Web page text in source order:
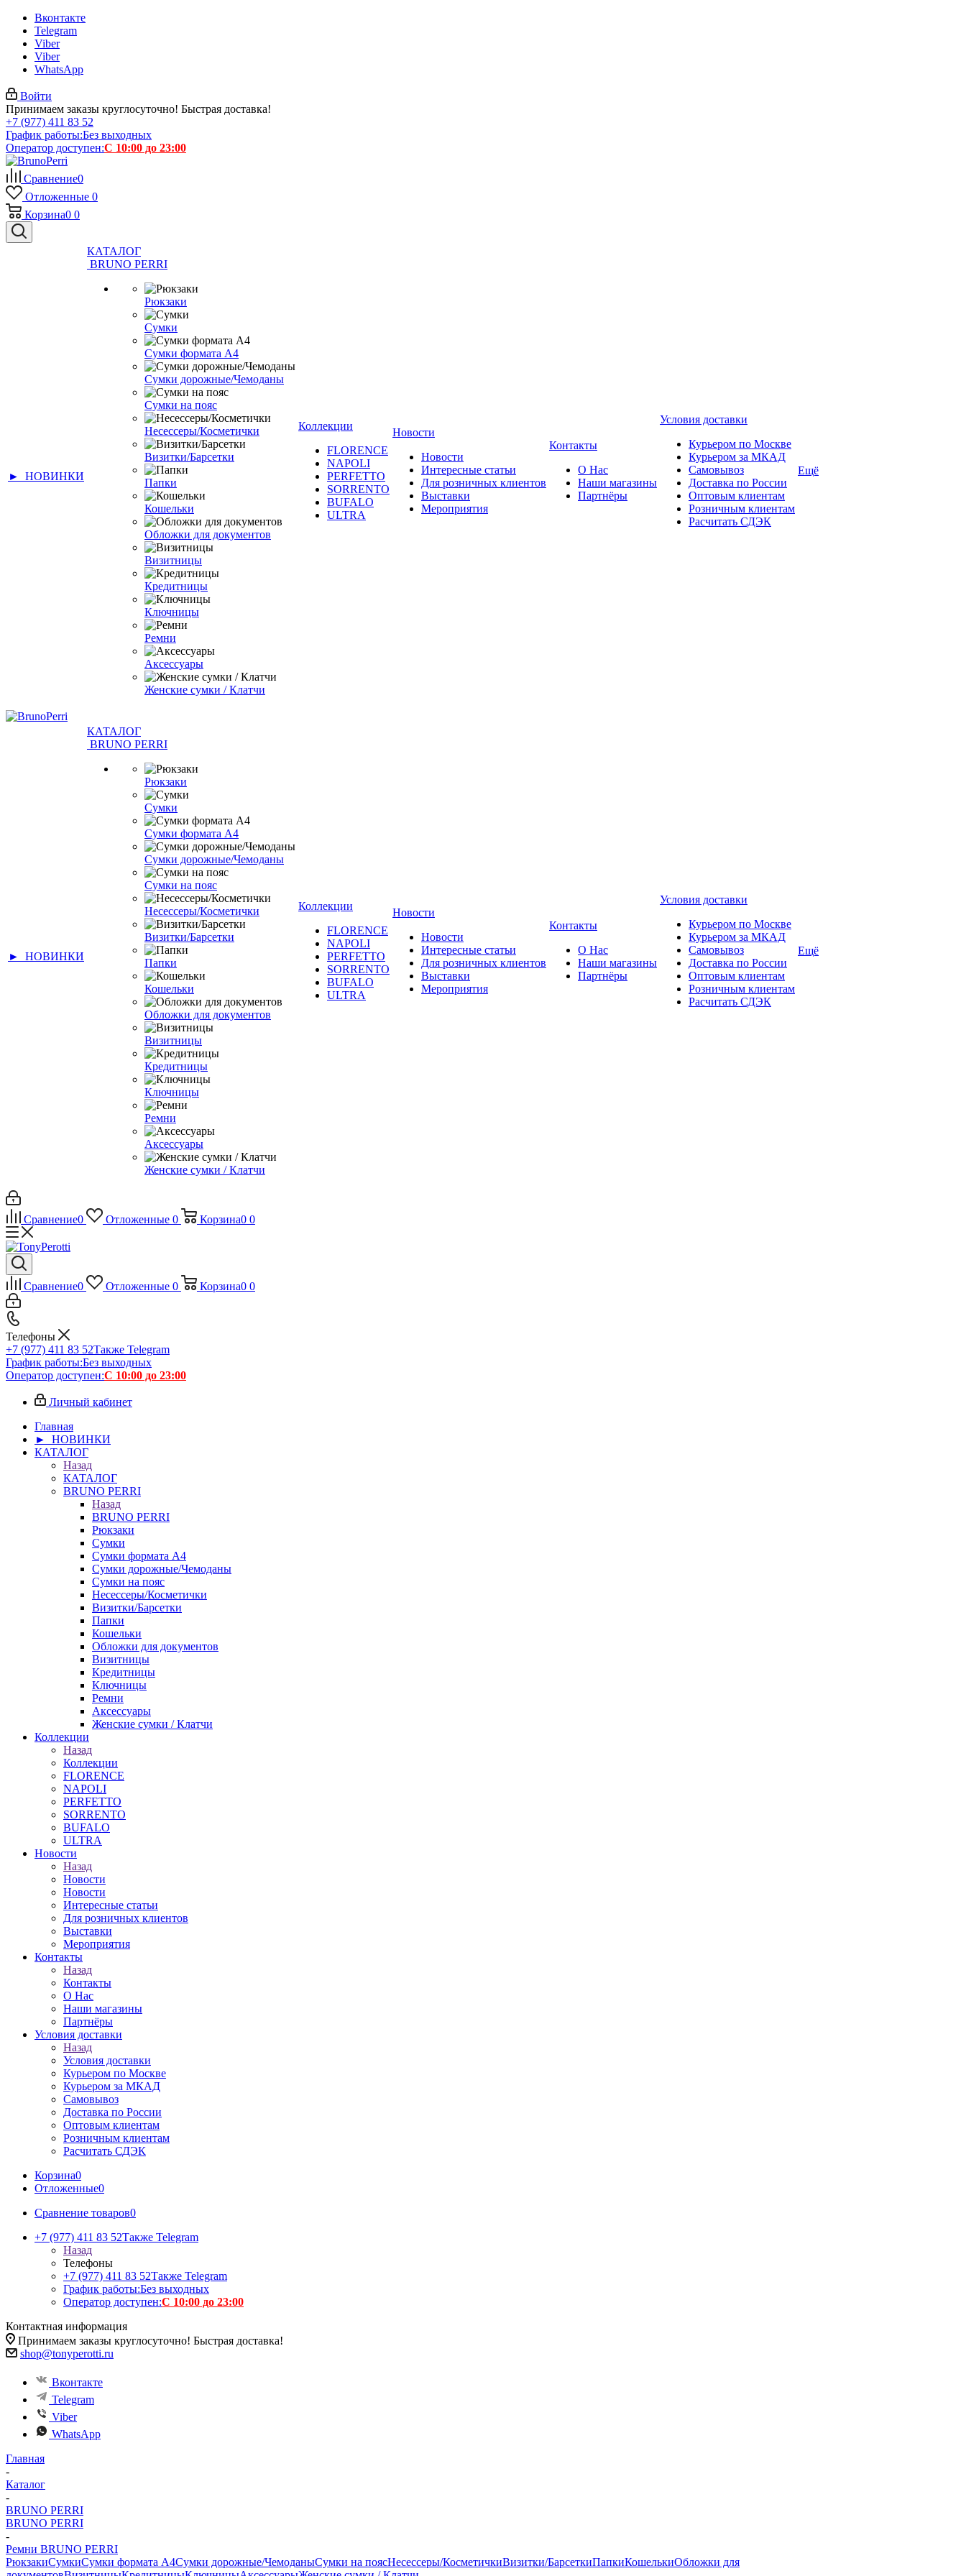
Вконтакте
Telegram
Viber
Viber
WhatsApp
Войти
Принимаем заказы круглосуточно! Быстрая доставка!
+7 (977) 411 83 52
График работы:Без выходных
Оператор доступен:С 10:00 до 23:00
Сравнение0
Отложенные 0
Корзина0 0
► НОВИНКИ
КАТАЛОГ
BRUNO PERRI
Рюкзаки
Сумки
Сумки формата А4
Сумки дорожные/Чемоданы
Сумки на пояс
Несессеры/Косметички
Визитки/Барсетки
Папки
Кошельки
Обложки для документов
Визитницы
Кредитницы
Ключницы
Ремни
Аксессуары
Женские сумки / Клатчи
Коллекции
FLORENCE
NAPOLI
PERFETTO
SORRENTO
BUFALO
ULTRA
Новости
Новости
Интересные статьи
Для розничных клиентов
Выставки
Мероприятия
Контакты
О Нас
Наши магазины
Партнёры
Условия доставки
Курьером по Москве
Курьером за МКАД
Самовывоз
Доставка по России
Оптовым клиентам
Розничным клиентам
Расчитать СДЭК
Ещё
► НОВИНКИ
КАТАЛОГ
BRUNO PERRI
Рюкзаки
Сумки
Сумки формата А4
Сумки дорожные/Чемоданы
Сумки на пояс
Несессеры/Косметички
Визитки/Барсетки
Папки
Кошельки
Обложки для документов
Визитницы
Кредитницы
Ключницы
Ремни
Аксессуары
Женские сумки / Клатчи
Коллекции
FLORENCE
NAPOLI
PERFETTO
SORRENTO
BUFALO
ULTRA
Новости
Новости
Интересные статьи
Для розничных клиентов
Выставки
Мероприятия
Контакты
О Нас
Наши магазины
Партнёры
Условия доставки
Курьером по Москве
Курьером за МКАД
Самовывоз
Доставка по России
Оптовым клиентам
Розничным клиентам
Расчитать СДЭК
Ещё
Сравнение0 Отложенные 0 Корзина0 0
Сравнение0 Отложенные 0 Корзина0 0
Телефоны
+7 (977) 411 83 52Также Telegram
График работы:Без выходных
Оператор доступен:С 10:00 до 23:00
Личный кабинет
Главная
► НОВИНКИ
КАТАЛОГ
Назад
КАТАЛОГ
BRUNO PERRI
Назад
BRUNO PERRI
Рюкзаки
Сумки
Сумки формата А4
Сумки дорожные/Чемоданы
Сумки на пояс
Несессеры/Косметички
Визитки/Барсетки
Папки
Кошельки
Обложки для документов
Визитницы
Кредитницы
Ключницы
Ремни
Аксессуары
Женские сумки / Клатчи
Коллекции
Назад
Коллекции
FLORENCE
NAPOLI
PERFETTO
SORRENTO
BUFALO
ULTRA
Новости
Назад
Новости
Новости
Интересные статьи
Для розничных клиентов
Выставки
Мероприятия
Контакты
Назад
Контакты
О Нас
Наши магазины
Партнёры
Условия доставки
Назад
Условия доставки
Курьером по Москве
Курьером за МКАД
Самовывоз
Доставка по России
Оптовым клиентам
Розничным клиентам
Расчитать СДЭК
Корзина0
Отложенные0
Сравнение товаров0
+7 (977) 411 83 52Также Telegram
Назад
Телефоны
+7 (977) 411 83 52Также Telegram
График работы:Без выходных
Оператор доступен:С 10:00 до 23:00
Контактная информация
Принимаем заказы круглосуточно! Быстрая доставка!
shop@tonyperotti.ru
Вконтакте
Telegram
Viber
WhatsApp
Главная
-
Каталог
-
BRUNO PERRI
BRUNO PERRI
-
Ремни BRUNO PERRI
РюкзакиСумкиСумки формата А4Сумки дорожные/ЧемоданыСумки на поясНесессеры/КосметичкиВизитки/БарсеткиПапкиКошелькиОбложки для